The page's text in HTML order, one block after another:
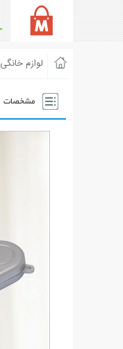
لوازم خانگی
مشخصات